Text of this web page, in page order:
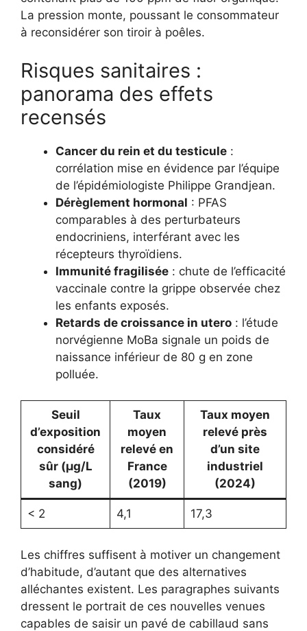
La pression monte, poussant le consommateur
à reconsidérer son tiroir à poêles.
Risques sanitaires :
panorama des effets
recensés
Cancer du rein et du testicule :
corrélation mise en évidence par l’équipe
de l’épidémiologiste Philippe Grandjean.
Dérèglement hormonal : PFAS
comparables à des perturbateurs
endocriniens, interférant avec les
récepteurs thyroïdiens.
Immunité fragilisée : chute de l’efficacité
vaccinale contre la grippe observée chez
les enfants exposés.
Retards de croissance in utero : l’étude
norvégienne MoBa signale un poids de
naissance inférieur de 80 g en zone
polluée.
Seuil
d’exposition
considéré
sûr (μg/L
sang)
Taux
moyen
relevé en
France
(2019)
Taux moyen
relevé près
d’un site
industriel
(2024)
< 2 4,1 17,3
Les chiffres suffisent à motiver un changement
d’habitude, d’autant que des alternatives
alléchantes existent. Les paragraphes suivants
dressent le portrait de ces nouvelles venues
capables de saisir un pavé de cabillaud sans